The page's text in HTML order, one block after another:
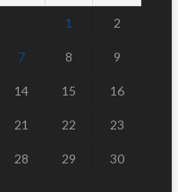
1 2
7 8 9
14 15 16
21 22 23
28 29 30